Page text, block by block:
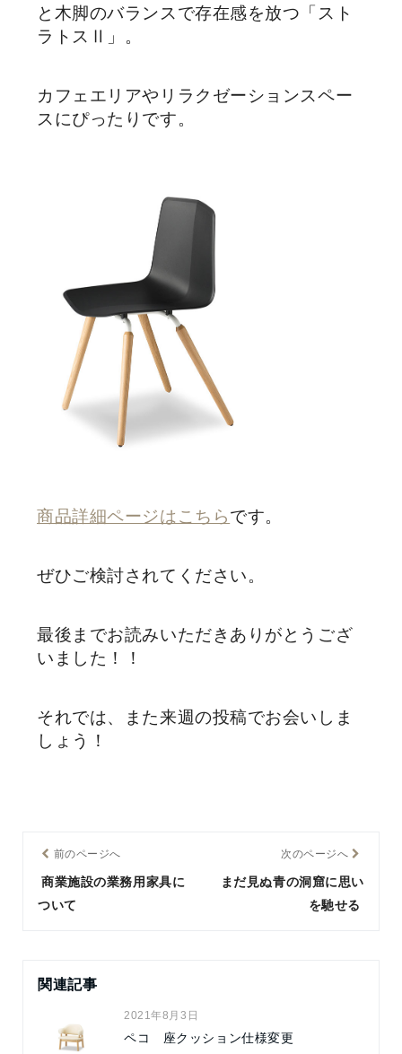
と木脚のバランスで存在感を放つ「スト
ラトスⅡ」。
カフェエリアやリラクゼーションスペー
スにぴったりです。
商品詳細ページはこちらです。
ぜひご検討されてください。
最後までお読みいただきありがとうござ
いました！！
それでは、また来週の投稿でお会いしま
しょう！
前のページへ
商業施設の業務用家具に
ついて
次のページへ
まだ見ぬ青の洞窟に思い
を馳せる
関連記事
2021年8月3日
ペコ 座クッション仕様変更